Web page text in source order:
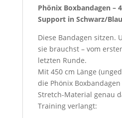
Phönix Boxbandagen –
Support in Schwarz/Blau
Diese Bandagen sitzen.
sie brauchst – vom
letzten Runde.
Mit 450 cm Länge
die Phönix
Stretch-Material genau
Training verlangt: